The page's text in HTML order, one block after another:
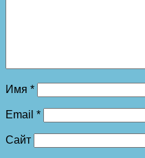
Имя *
Email *
Сайт